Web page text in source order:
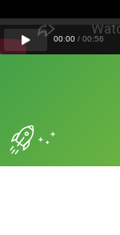
00:00 / 00:56